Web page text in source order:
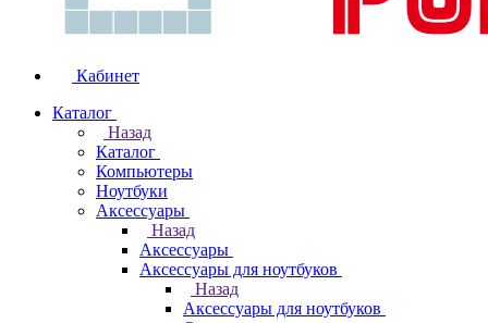
Кабинет
Каталог
Назад
Каталог
Компьютеры
Ноутбуки
Аксессуары
Назад
Аксессуары
Аксессуары для ноутбуков
Назад
Аксессуары для ноутбуков